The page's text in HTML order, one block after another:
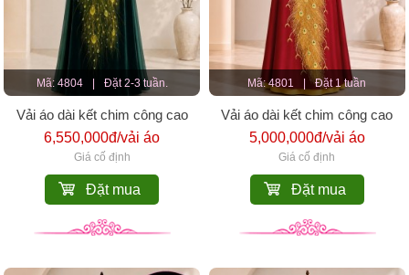
Mã: 4804 Đặt 2-3 tuần.
Vải áo dài kết chim công cao
cấp
6,550,000đ/vải áo
Giá cố định
Đặt mua
Mã: 4801 Đặt 1 tuần
Vải áo dài kết chim công cao
cấp
5,000,000đ/vải áo
Giá cố định
Đặt mua